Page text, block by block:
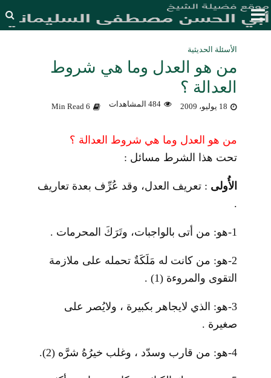
الأسئلة الحديثية
من هو العدل وما هي شروط
العدالة ؟
18 يوليو، 2009 484 المشاهدات 6 Min Read
من هو العدل وما هي شروط العدالة ؟
تحت هذا الشرط مسائل :
الأُولى : تعريف العدل، وقد عُرِّف بعدة تعاريف
.
1-هو: من أتى بالواجبات، وتَرَكَ المحرمات .
2-هو: من كانت له مَلَكَةٌ تحمله على ملازمة
التقوى والمروءة(1)
.
3-هو: الذي لايجاهر بكبيرة ، ولايُصر على
صغيرة .
4-هو: من قارب وسدّد ، وغلب خيرُهُ شرَّه (2)
.